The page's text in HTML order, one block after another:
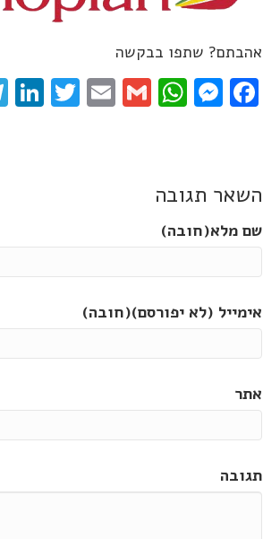
אהבתם? שתפו בבקשה
Facebook
Messenger
WhatsApp
Gmail
Email
השאר תגובה
שם מלא(חובה)
אימייל (לא יפורסם)(חובה)
אתר
תגובה